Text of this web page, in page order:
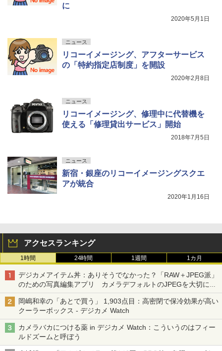
に
2020年5月1日
ニュース
リコーイメージング、アフターサービス
の「特約指定店制度」を開設
2020年2月8日
ニュース
リコーイメージング、修理中に代替機を
使える「修理貸出サービス」開始
2018年7月5日
ニュース
新宿・銀座のリコーイメージングスクエ
アが統合
2020年1月16日
アクセスランキング
1時間 24時間 1週間 1カ月
デジカメアイテム丼：ありそうでなかった？「RAW＋JPEG派」
のための写真編集アプリ カメラデフォルトのJPEGを大切にす
る「Filmator」
岡嶋和幸の「あとで買う」 1,903点目：高密閉で保冷効果が高い
クーラーボックス - デジカメ Watch
カメラバカにつける薬 in デジカメ Watch：こういうのはフィー
ルドズームと呼ぼう